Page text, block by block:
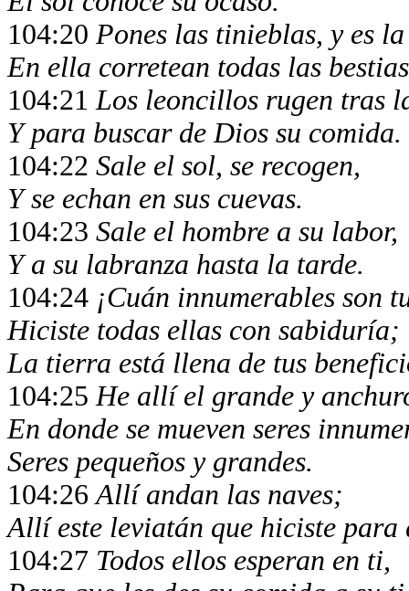
104:20 Pones las tinieblas, y es
En ella corretean todas las
104:21Los leoncillos rugen tras
Y para buscar de Dios su comida.
104:22 Sale el sol, se recogen,
Y se echan en sus cuevas.
104:23 Sale el hombre a su labor,
Y a su labranza hasta la tarde.
104:24 ¡Cuán innumerables son
Hiciste todas ellas con sabiduría;
La tierra está llena de tus
104:25He allí el grande y
En donde se mueven seres
Seres pequeños y grandes.
104:26Allí andan las naves;
Allí este leviatán que hiciste para
104:27 Todos ellos esperan en ti,